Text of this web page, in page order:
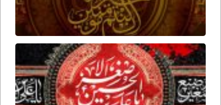
برخورد
حسین
علیه
السلام
با علی